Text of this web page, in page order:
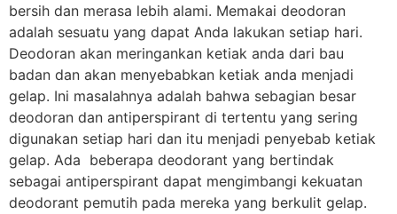
bersih dan merasa lebih alami. Memakai deodoran
adalah sesuatu yang dapat Anda lakukan setiap hari.
Deodoran akan meringankan ketiak anda dari bau
badan dan akan menyebabkan ketiak anda menjadi
gelap. Ini masalahnya adalah bahwa sebagian besar
deodoran dan antiperspirant di tertentu yang sering
digunakan setiap hari dan itu menjadi penyebab ketiak
gelap. Ada beberapa deodorant yang bertindak
sebagai antiperspirant dapat mengimbangi kekuatan
deodorant pemutih pada mereka yang berkulit gelap.